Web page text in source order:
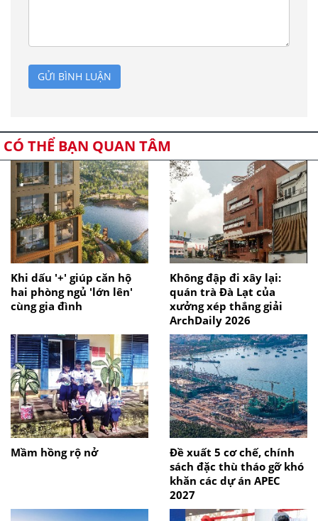
GỬI BÌNH LUẬN
CÓ THỂ BẠN QUAN TÂM
Khi dấu '+' giúp căn hộ
hai phòng ngủ 'lớn lên'
cùng gia đình
Không đập đi xây lại:
quán trà Đà Lạt của
xưởng xép thắng giải
ArchDaily 2026
Mầm hồng rộ nở
Đề xuất 5 cơ chế, chính
sách đặc thù tháo gỡ khó
khăn các dự án APEC
2027